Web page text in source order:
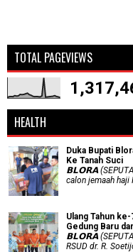
TOTAL PAGEVIEWS
HEALTH
Duka Bupati
Ke Tanah Suci
𝗕𝗟𝗢𝗥𝗔
calon jemaah haji
Ulang Tahun
Gedung Baru
𝗕𝗟𝗢𝗥𝗔
RSUD dr. R.